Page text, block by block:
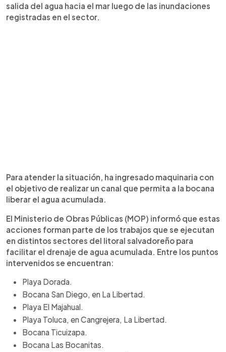
salida del agua hacia el mar luego de las inundaciones
registradas en el sector.
Para atender la situación, ha ingresado maquinaria con
el objetivo de realizar un canal que permita a la bocana
liberar el agua acumulada.
El Ministerio de Obras Públicas (MOP) informó que estas
acciones forman parte de los trabajos que se ejecutan
en distintos sectores del litoral salvadoreño para
facilitar el drenaje de agua acumulada. Entre los puntos
intervenidos se encuentran:
Playa Dorada.
Bocana San Diego, en La Libertad.
Playa El Majahual.
Playa Toluca, en Cangrejera, La Libertad.
Bocana Ticuizapa.
Bocana Las Bocanitas.